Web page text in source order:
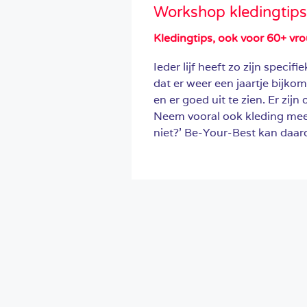
Workshop kledingtips
Kledingtips, ook voor 60+
Ieder lijf heeft zo zijn
dat er weer een jaartje
en er goed uit te zien. Er zijn
Neem vooral ook kleding
niet?’ Be-Your-Best kan